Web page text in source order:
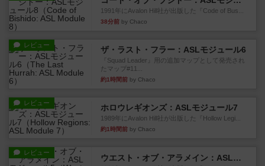
1991年にAvalon Hill社が出版した『Code of Bus...
38分前 by Chaco
レビュー ザ・ラスト・フラー：ASLモジュール6
『Squad Leader』用の追加マップとして発売され
たマップ#11...
約1時間前 by Chaco
レビュー ホロウレギオンズ：ASLモジュール7
1989年にAvalon Hill社が出版した『Hollow Legi...
約1時間前 by Chaco
レビュー
ウエスト・オブ・アラメイン：ASLモジュール5